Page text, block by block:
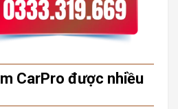
CarPro được nhiều